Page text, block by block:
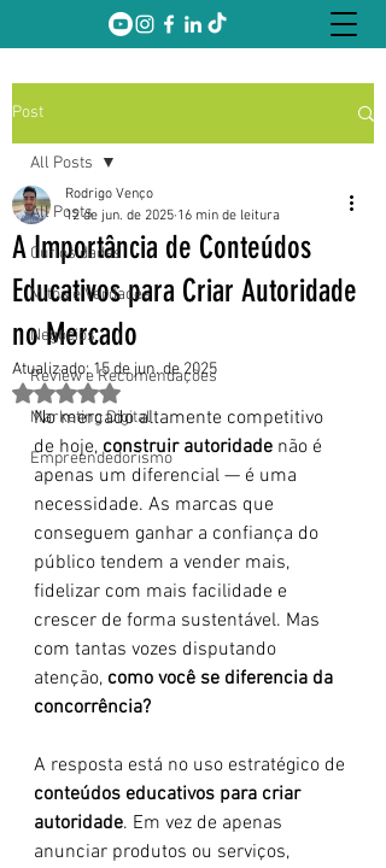
Post
All Posts
Curiosidades
Mitos e Verdades
Negócios
Review e Recomendações
Marketing Digital
Empreendedorismo
All Posts
A Importância de Conteúdos
Educativos para Criar Autoridade
no Mercado
Rodrigo Venço
12 de jun. de 2025 16 min de leitura
Atualizado:15 de jun. de 2025
Avaliado com NaN de 5 estrelas.
No mercado altamente competitivo
de hoje, construir autoridade não é
apenas um diferencial — é uma
necessidade. As marcas que
conseguem ganhar a confiança do
público tendem a vender mais,
fidelizar com mais facilidade e
crescer de forma sustentável. Mas
com tantas vozes disputando
atenção, como você se diferencia da
concorrência?
A resposta está no uso estratégico de
conteúdos educativos para criar
autoridade. Em vez de apenas
anunciar produtos ou serviços,